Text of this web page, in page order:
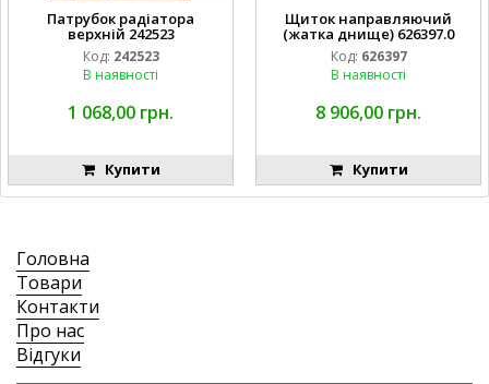
Патрубок радіатора
верхній 242523
Код: 242523
В наявності
1 068,00 грн.
Купити
Щиток направляючий
(жатка днище) 626397.0
Код: 626397
В наявності
8 906,00 грн.
Купити
Головна
Товари
Контакти
Про нас
Відгуки